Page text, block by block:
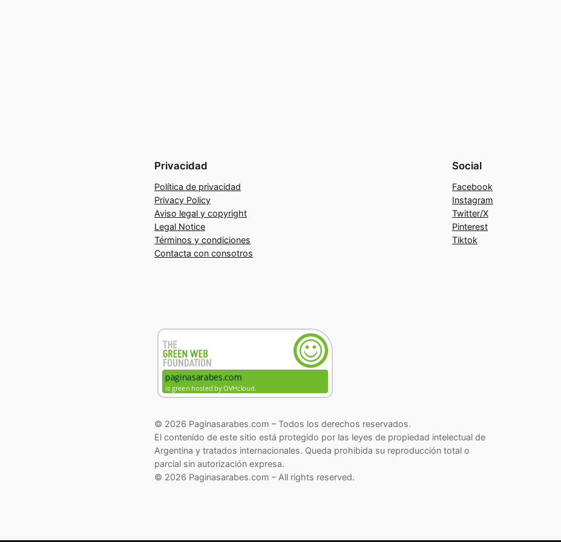
Privacidad
Política de privacidad
Privacy Policy
Aviso legal y copyright
Legal Notice
Términos y condiciones
Contacta con consotros
Social
Facebook
Instagram
Twitter/X
Pinterest
Tiktok
© 2026 Paginasarabes.com – Todos los derechos reservados.
El contenido de este sitio está protegido por las leyes de propiedad intelectual de
Argentina y tratados internacionales. Queda prohibida su reproducción total o
parcial sin autorización expresa.
© 2026 Paginasarabes.com – All rights reserved.